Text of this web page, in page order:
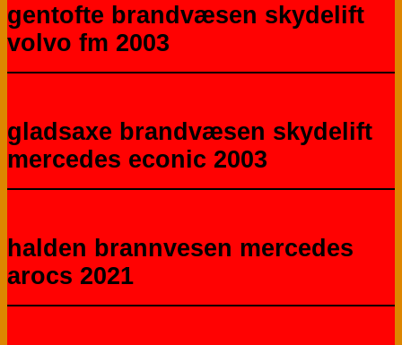
gentofte brandvæsen skydelift
volvo fm 2003
gladsaxe brandvæsen skydelift
mercedes econic 2003
halden brannvesen mercedes
arocs 2021